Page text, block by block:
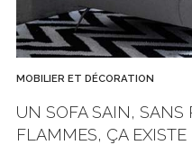
MOBILIER ET DÉCORATION
UN SOFA SAIN, SANS
FLAMMES, ÇA EXISTE